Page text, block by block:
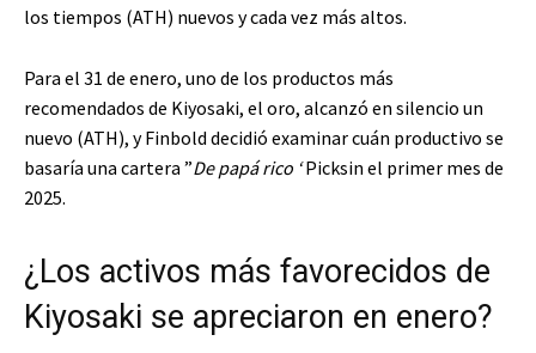
los tiempos (ATH) nuevos y cada vez más altos.
Para el 31 de enero, uno de los productos más
recomendados de Kiyosaki, el oro, alcanzó en silencio un
nuevo (ATH), y Finbold decidió examinar cuán productivo se
basaría una cartera ”De papá rico ‘Picksin el primer mes de
2025.
¿Los activos más favorecidos de
Kiyosaki se apreciaron en enero?